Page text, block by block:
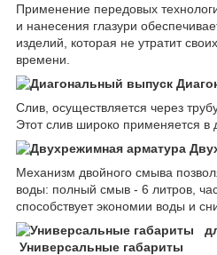
Применение передовых
и нанесения глазури
изделий, которая не утратит
времени.
Слив, осуществляется через
Этот слив широко применяется в
Механизм двойного смыва
воды: полный смыв - 6 литров,
способствует экономии воды и
Универсальные габариты